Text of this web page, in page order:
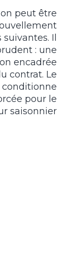
peut être
suivantes. Il
: une
encadrée
contrat. Le
conditionne
pour le
saisonnier.